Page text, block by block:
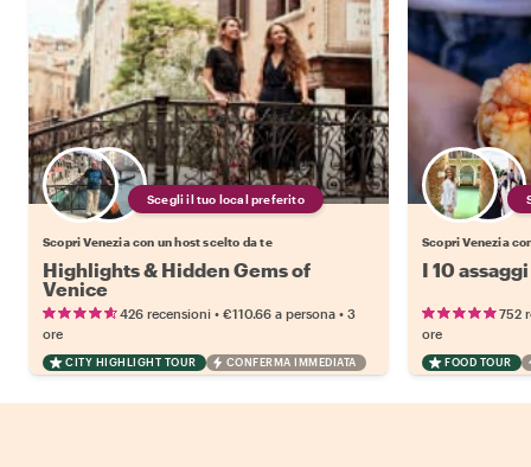
Scegli il tuo local preferito
Scopri Venezia con un host scelto da te
Highlights & Hidden Gems of
Venice
426 recensioni • €110.66 a persona • 3
ore
CITY HIGHLIGHT TOUR CONFERMA IMMEDIATA
Scopri Venezia
I 10
752
ore
FOOD TOUR